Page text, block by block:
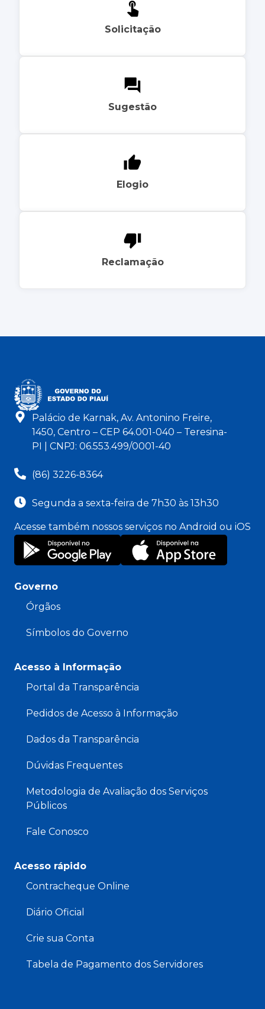
Solicitação
Sugestão
Elogio
Reclamação
Palácio de Karnak, Av. Antonino Freire,
1450, Centro – CEP 64.001-040 – Teresina-
PI | CNPJ: 06.553.499/0001-40
(86) 3226-8364
Segunda a sexta-feira de 7h30 às 13h30
Acesse também nossos serviços no Android ou iOS
Governo
Órgãos
Símbolos do Governo
Acesso à Informação
Portal da Transparência
Pedidos de Acesso à Informação
Dados da Transparência
Dúvidas Frequentes
Metodologia de Avaliação dos Serviços
Públicos
Fale Conosco
Acesso rápido
Contracheque Online
Diário Oficial
Crie sua Conta
Tabela de Pagamento dos Servidores